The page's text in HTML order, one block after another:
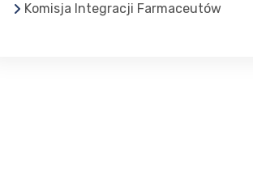
Komisja Integracji Farmaceutów